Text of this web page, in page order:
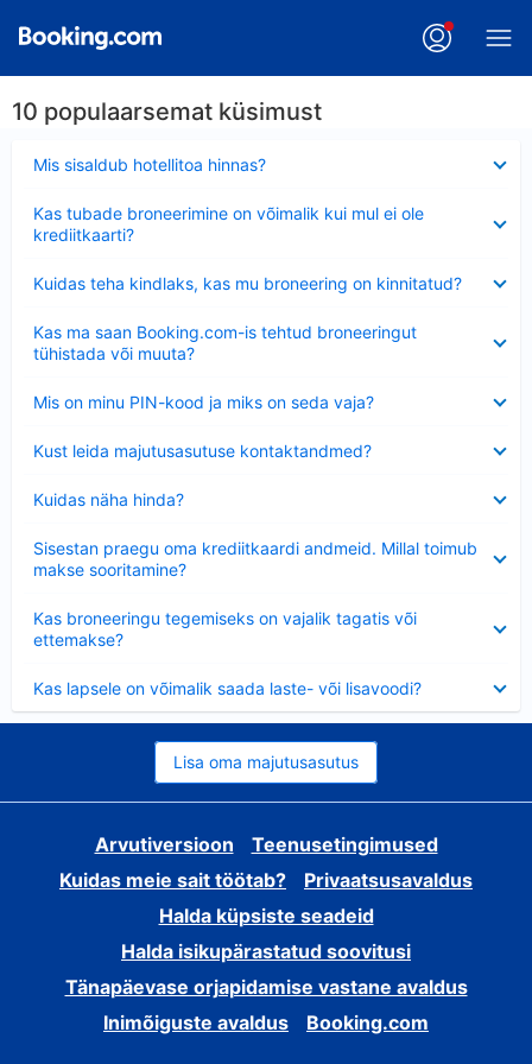
10 populaarsemat küsimust
Mis sisaldub hotellitoa hinnas?
Kas tubade broneerimine on võimalik kui mul ei ole
krediitkaarti?
Kuidas teha kindlaks, kas mu broneering on kinnitatud?
Kas ma saan Booking.com-is tehtud broneeringut
tühistada või muuta?
Mis on minu PIN-kood ja miks on seda vaja?
Kust leida majutusasutuse kontaktandmed?
Kuidas näha hinda?
Sisestan praegu oma krediitkaardi andmeid. Millal toimub
makse sooritamine?
Kas broneeringu tegemiseks on vajalik tagatis või
ettemakse?
Kas lapsele on võimalik saada laste- või lisavoodi?
Lisa oma majutusasutus
Arvutiversioon
Teenusetingimused
Kuidas meie sait töötab?
Privaatsusavaldus
Halda küpsiste seadeid
Halda isikupärastatud soovitusi
Tänapäevase orjapidamise vastane avaldus
Inimõiguste avaldus
Booking.com